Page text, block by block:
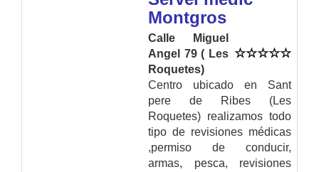
Montgros
Calle Miguel
Angel 79 ( Les
Roquetes)
Centro ubicado en Sant
pere de Ribes (Les
Roquetes) realizamos todo
tipo de revisiones médicas
,permiso de conducir,
armas, pesca, revisiones